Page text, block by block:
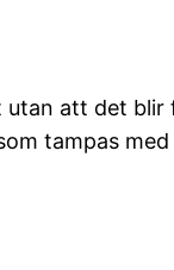
att det blir
tampas